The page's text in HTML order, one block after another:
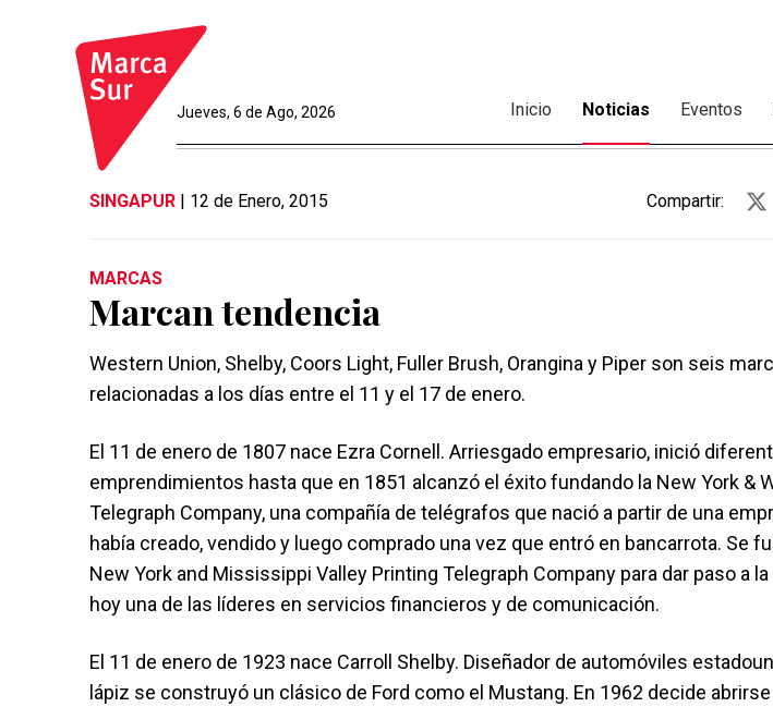
Jueves, 6 de Ago, 2026 Inicio Noticias Eventos
SINGAPUR | 12 de Enero, 2015 Compartir:
MARCAS
Marcan tendencia
Western Union, Shelby, Coors Light, Fuller Brush, Orangina y Piper son seis
relacionadas a los días entre el 11 y el 17 de enero.
El 11 de enero de 1807 nace Ezra Cornell. Arriesgado empresario, inició
emprendimientos hasta que en 1851 alcanzó el éxito fundando la New York &
Telegraph Company, una compañía de telégrafos que nació a partir de una
había creado, vendido y luego comprado una vez que entró en bancarrota. Se
New York and Mississippi Valley Printing Telegraph Company para dar paso a
hoy una de las líderes en servicios financieros y de comunicación.
El 11 de enero de 1923 nace Carroll Shelby. Diseñador de automóviles
lápiz se construyó un clásico de Ford como el Mustang. En 1962 decide